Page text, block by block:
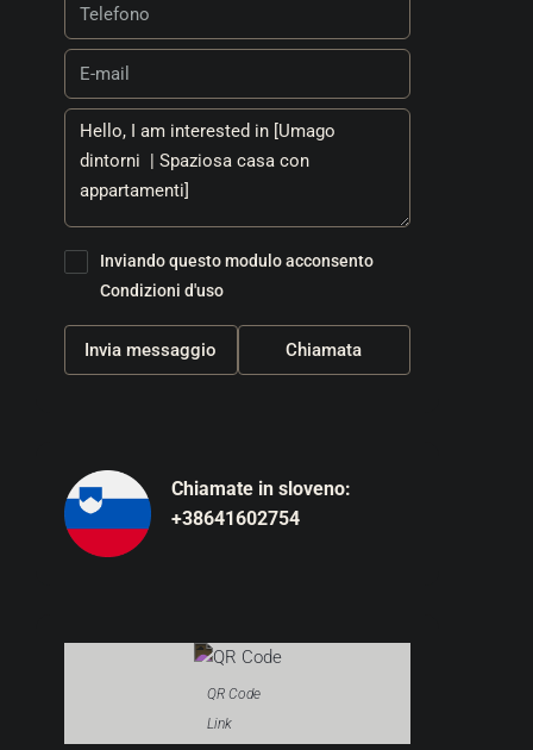
Inviando questo modulo acconsento
Condizioni d'uso
Invia messaggio Chiamata
Chiamate in sloveno:
+38641602754
QR Code
Link